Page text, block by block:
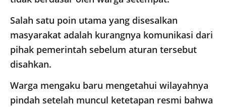
​Salah satu poin utama yang disesalkan
masyarakat adalah kurangnya komunikasi dari
pihak pemerintah sebelum aturan tersebut
disahkan.
Warga mengaku baru mengetahui wilayahnya
pindah setelah muncul ketetapan resmi bahwa